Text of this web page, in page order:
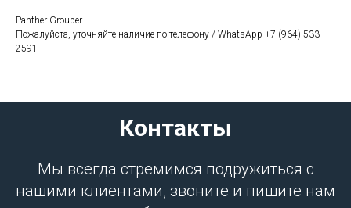
Panther Grouper
Пожалуйста, уточняйте наличие по телефону / WhatsApp +7 (964) 533-
2591
Контакты
Мы всегда стремимся подружиться с
нашими клиентами, звоните и пишите нам